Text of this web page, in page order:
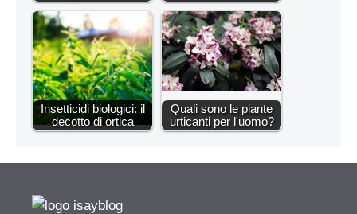
Insetticidi biologici: il
decotto di ortica
Quali sono le piante
urticanti per l'uomo?